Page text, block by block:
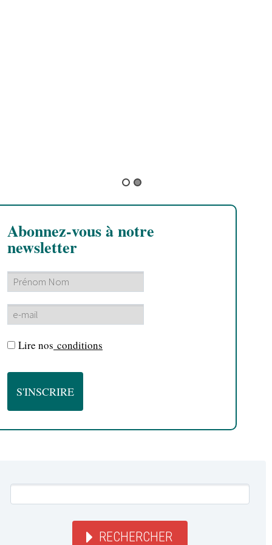
Abonnez-vous à notre
newsletter
Lire nos conditions
RECHERCHER